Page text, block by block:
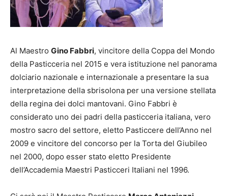
Al Maestro Gino Fabbri, vincitore della Coppa del Mondo
della Pasticceria nel 2015 e vera istituzione nel panorama
dolciario nazionale e internazionale a presentare la sua
interpretazione della sbrisolona per una versione stellata
della regina dei dolci mantovani. Gino Fabbri è
considerato uno dei padri della pasticceria italiana, vero
mostro sacro del settore, eletto Pasticcere dell’Anno nel
2009 e vincitore del concorso per la Torta del Giubileo
nel 2000, dopo esser stato eletto Presidente
dell’Accademia Maestri Pasticceri Italiani nel 1996.